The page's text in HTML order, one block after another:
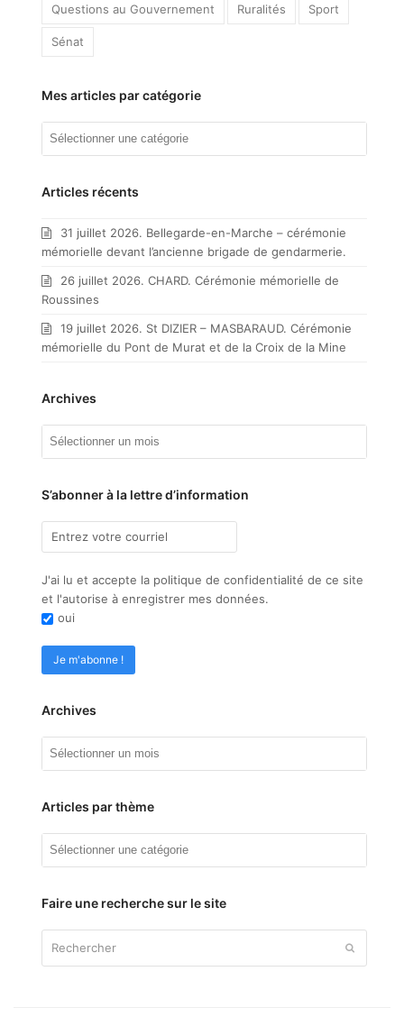
Questions au Gouvernement Ruralités Sport
Sénat
Mes articles par catégorie
Mes
catégorie
Articles récents
31 juillet 2026. Bellegarde-en-Marche – cérémonie
mémorielle devant l’ancienne brigade de gendarmerie.
26 juillet 2026. CHARD. Cérémonie mémorielle de
Roussines
19 juillet 2026. St DIZIER – MASBARAUD. Cérémonie
mémorielle du Pont de Murat et de la Croix de la Mine
Archives
S’abonner à la lettre d’information
J'ai lu et accepte la politique de confidentialité de ce site
et l'autorise à enregistrer mes données.
oui
Archives
Articles par thème
Articles
Faire une recherche sur le site